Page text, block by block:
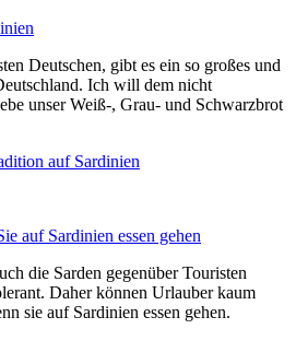
Deutschen, gibt es ein so großes und
Ich will dem nicht
unser Weiß-, Grau- und Schwarzbrot
auf Sardinien
auf Sardinien essen gehen
die Sarden gegenüber Touristen
Daher können Urlauber kaum
sie auf Sardinien essen gehen.